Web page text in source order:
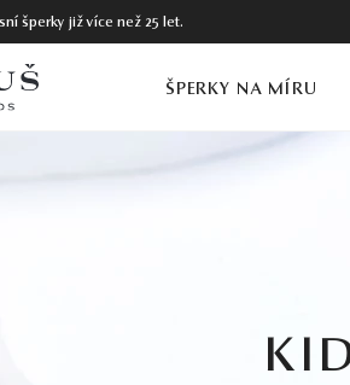
šperky již více než 25 let.
ŠPERKY NA MÍRU